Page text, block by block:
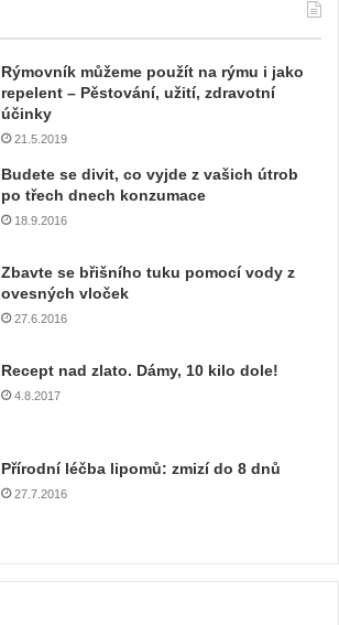
Rýmovník můžeme použít na rýmu i jako
repelent – Pěstování, užití, zdravotní
účinky
21.5.2019
Budete se divit, co vyjde z vašich útrob
po třech dnech konzumace
18.9.2016
Zbavte se břišního tuku pomocí vody z
ovesných vloček
27.6.2016
Recept nad zlato. Dámy, 10 kilo dole!
4.8.2017
Přírodní léčba lipomů: zmizí do 8 dnů
27.7.2016